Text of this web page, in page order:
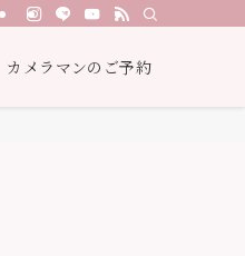
カメラマンのご予約